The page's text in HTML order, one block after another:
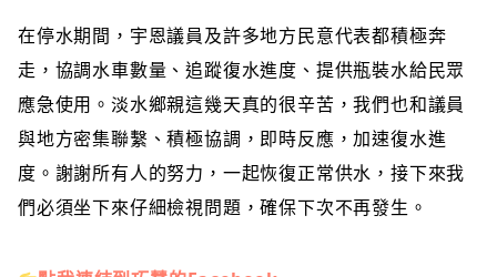
在停水期間，宇恩議員及許多地方民意代表都積極奔
走，協調水車數量、追蹤復水進度、提供瓶裝水給民眾
應急使用。淡水鄉親這幾天真的很辛苦，我們也和議員
與地方密集聯繫、積極協調，即時反應，加速復水進
度。謝謝所有人的努力，一起恢復正常供水，接下來我
們必須坐下來仔細檢視問題，確保下次不再發生。